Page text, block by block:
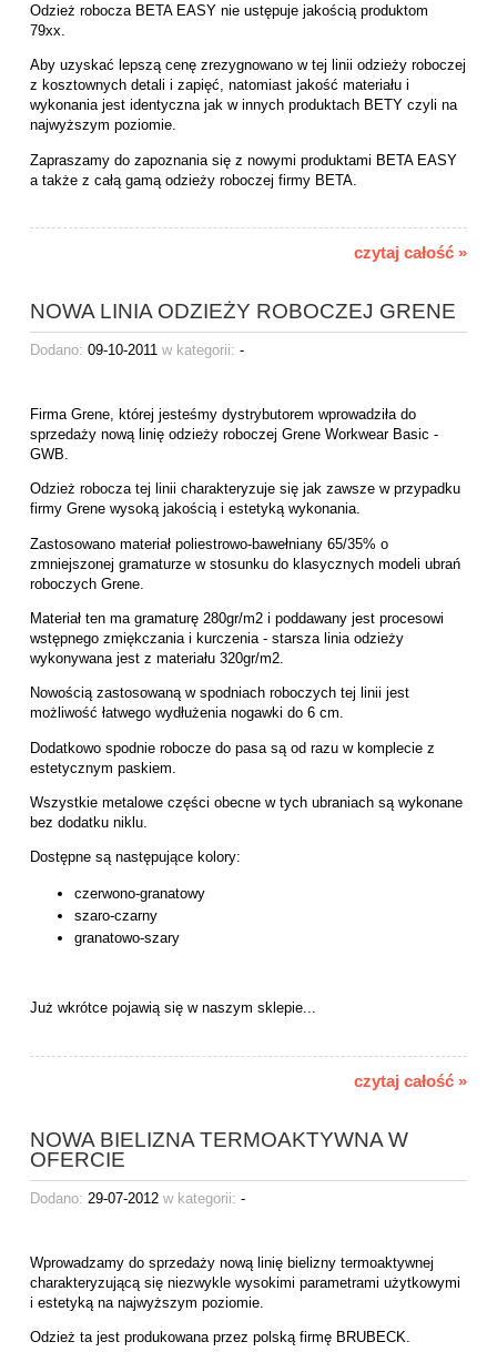
Odzież robocza BETA EASY nie ustępuje jakością produktom
79xx.
Aby uzyskać lepszą cenę zrezygnowano w tej linii odzieży roboczej
z kosztownych detali i zapięć, natomiast jakość materiału i
wykonania jest identyczna jak w innych produktach BETY czyli na
najwyższym poziomie.
Zapraszamy do zapoznania się z nowymi produktami BETA EASY
a także z całą gamą odzieży roboczej firmy BETA.
czytaj całość »
NOWA LINIA ODZIEŻY ROBOCZEJ GRENE
Dodano: 09-10-2011w kategorii: -
Firma Grene, której jesteśmy dystrybutorem wprowadziła do
sprzedaży nową linię odzieży roboczej Grene Workwear Basic -
GWB.
Odzież robocza tej linii charakteryzuje się jak zawsze w przypadku
firmy Grene wysoką jakością i estetyką wykonania.
Zastosowano materiał poliestrowo-bawełniany 65/35% o
zmniejszonej gramaturze w stosunku do klasycznych modeli ubrań
roboczych Grene.
Materiał ten ma gramaturę 280gr/m2 i poddawany jest procesowi
wstępnego zmiękczania i kurczenia - starsza linia odzieży
wykonywana jest z materiału 320gr/m2.
Nowością zastosowaną w spodniach roboczych tej linii jest
możliwość łatwego wydłużenia nogawki do 6 cm.
Dodatkowo spodnie robocze do pasa są od razu w komplecie z
estetycznym paskiem.
Wszystkie metalowe części obecne w tych ubraniach są wykonane
bez dodatku niklu.
Dostępne są następujące kolory:
czerwono-granatowy
szaro-czarny
granatowo-szary
Już wkrótce pojawią się w naszym sklepie...
czytaj całość »
NOWA BIELIZNA TERMOAKTYWNA W
OFERCIE
Dodano: 29-07-2012w kategorii: -
Wprowadzamy do sprzedaży nową linię bielizny termoaktywnej
charakteryzującą się niezwykle wysokimi parametrami użytkowymi
i estetyką na najwyższym poziomie.
Odzież ta jest produkowana przez polską firmę BRUBECK.